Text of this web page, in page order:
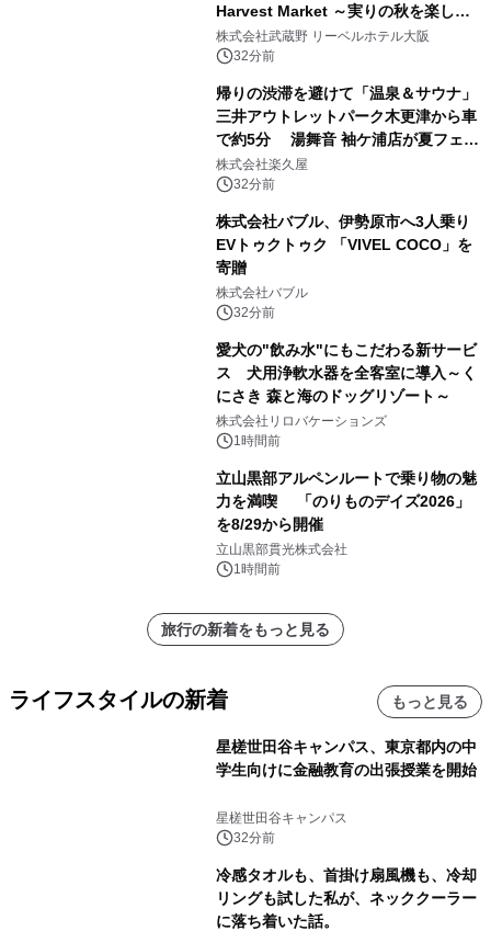
Harvest Market ～実りの秋を楽しむ
ディナー&スイーツビュッフェ～』を9
月18日より開催！
株式会社武蔵野 リーベルホテル大阪
32分前
帰りの渋滞を避けて「温泉＆サウナ」
三井アウトレットパーク木更津から車
で約5分 湯舞音 袖ケ浦店が夏フェア
メニューを提供
株式会社楽久屋
32分前
株式会社バブル、伊勢原市へ3人乗り
EVトゥクトゥク 「VIVEL COCO」を
寄贈
株式会社バブル
32分前
愛犬の"飲み水"にもこだわる新サービ
ス 犬用浄軟水器を全客室に導入～く
にさき 森と海のドッグリゾート～
株式会社リロバケーションズ
1時間前
立山黒部アルペンルートで乗り物の魅
力を満喫 「のりものデイズ2026」
を8/29から開催
立山黒部貫光株式会社
1時間前
旅行の新着をもっと見る
ライフスタイルの新着 もっと見る
星槎世田谷キャンパス、東京都内の中
学生向けに金融教育の出張授業を開始
星槎世田谷キャンパス
32分前
冷感タオルも、首掛け扇風機も、冷却
リングも試した私が、ネッククーラー
に落ち着いた話。